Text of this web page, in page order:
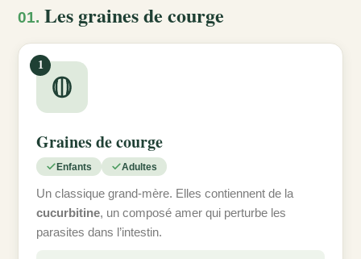
01. Les graines de courge
1
Graines de courge
Enfants Adultes
Un classique grand-mère. Elles contiennent de la
cucurbitine, un composé amer qui perturbe les
parasites dans l’intestin.